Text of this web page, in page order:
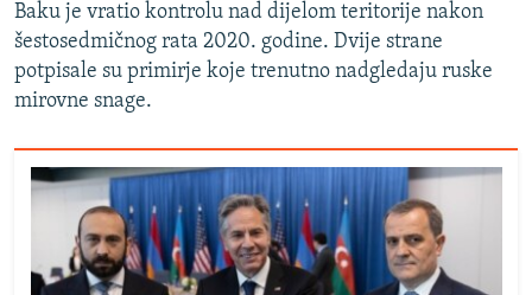
Baku je vratio kontrolu nad dijelom teritorije nakon
šestosedmičnog rata 2020. godine. Dvije strane
potpisale su primirje koje trenutno nadgledaju ruske
mirovne snage.